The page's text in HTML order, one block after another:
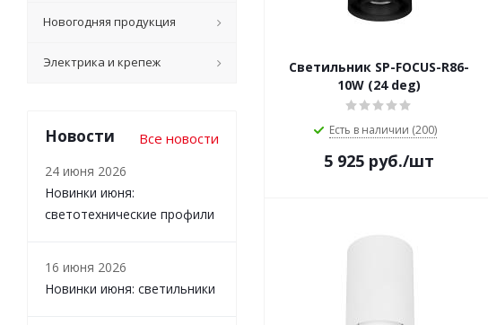
Светильник SP-FOCUS-R86-
10W (24 deg)
Есть в наличии (200)
5 925 руб./шт
Новогодняя продукция
Электрика и крепеж
Новости Все новости
24 июня 2026
Новинки июня:
светотехнические профили
16 июня 2026
Новинки июня: светильники